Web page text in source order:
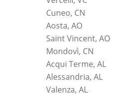
Cuneo, CN
Aosta, AO
Saint Vincent, AO
Mondovì, CN
Acqui Terme, AL
Alessandria, AL
Valenza, AL